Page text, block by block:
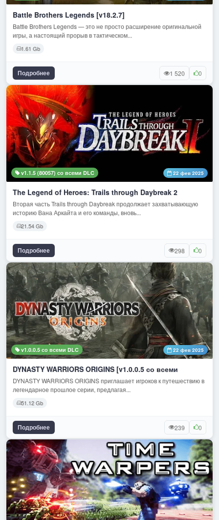
Battle Brothers Legends [v18.2.7]
Battle Brothers Legends — это не просто расширение оригинальной
игры, а настоящий прорыв в тактическом...
1.61 Gb
Подробнее 1 520 0
v1.1.5 (80057) со всеми DLC 22 фев 2025
The Legend of Heroes: Trails through Daybreak 2
Вторая часть Trails through Daybreak продолжает захватывающую
историю Вана Аркайта и его команды, вновь...
21.54 Gb
Подробнее 298 0
v1.0.0.5 со всеми DLC 22 фев 2025
DYNASTY WARRIORS ORIGINS [v1.0.0.5 со всеми
DYNASTY WARRIORS ORIGINS приглашает игроков к путешествию в
легендарное прошлое серии, предлагая...
51.12 Gb
Подробнее 239 0